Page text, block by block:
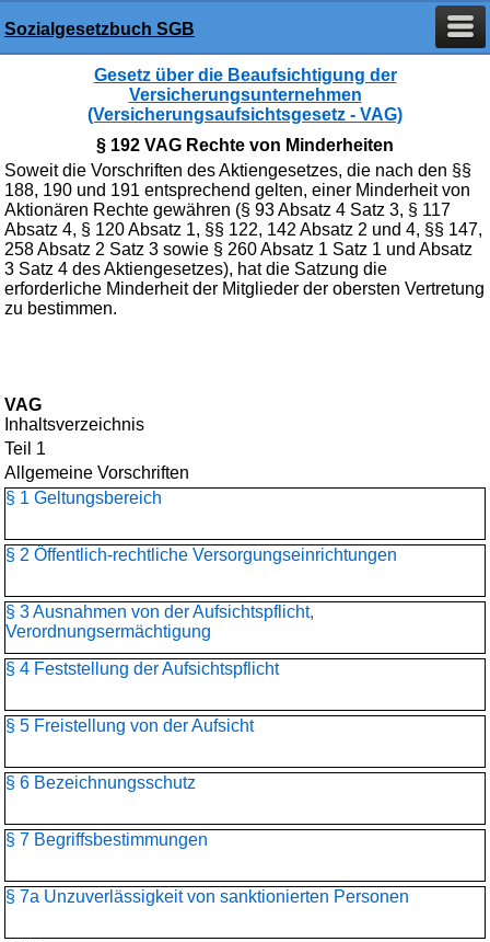
Sozialgesetzbuch SGB
Gesetz über die Beaufsichtigung der
Versicherungsunternehmen
(Versicherungsaufsichtsgesetz - VAG)
§ 192 VAG Rechte von Minderheiten
Soweit die Vorschriften des Aktiengesetzes, die nach den §§
188, 190 und 191 entsprechend gelten, einer Minderheit von
Aktionären Rechte gewähren (§ 93 Absatz 4 Satz 3, § 117
Absatz 4, § 120 Absatz 1, §§ 122, 142 Absatz 2 und 4, §§ 147,
258 Absatz 2 Satz 3 sowie § 260 Absatz 1 Satz 1 und Absatz
3 Satz 4 des Aktiengesetzes), hat die Satzung die
erforderliche Minderheit der Mitglieder der obersten Vertretung
zu bestimmen.
VAG
Inhaltsverzeichnis
Teil 1
Allgemeine Vorschriften
§ 1 Geltungsbereich
§ 2 Öffentlich-rechtliche Versorgungseinrichtungen
§ 3 Ausnahmen von der Aufsichtspflicht,
Verordnungsermächtigung
§ 4 Feststellung der Aufsichtspflicht
§ 5 Freistellung von der Aufsicht
§ 6 Bezeichnungsschutz
§ 7 Begriffsbestimmungen
§ 7a Unzuverlässigkeit von sanktionierten Personen